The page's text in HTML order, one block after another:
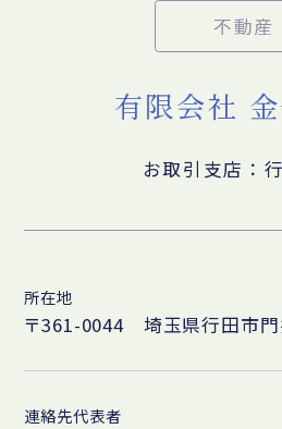
不動産
有限会社
お取引支店：
所在地
〒361-0044 埼玉県行田市
連絡先代表者